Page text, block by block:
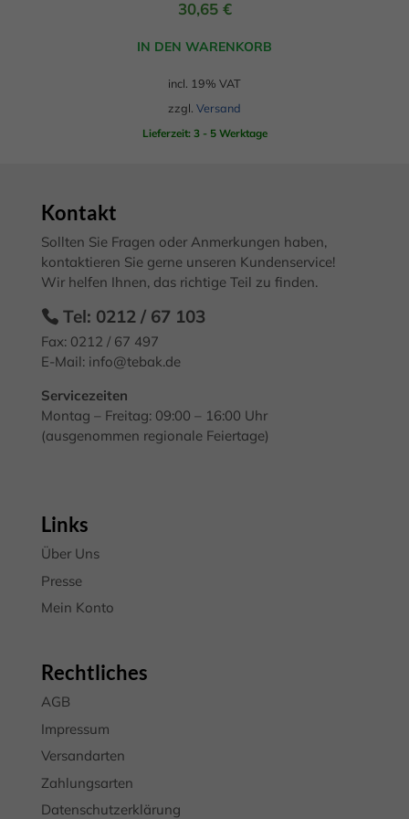
30,65 €
IN DEN WARENKORB
incl. 19% VAT
zzgl. Versand
Lieferzeit: 3 - 5 Werktage
Kontakt
Sollten Sie Fragen oder Anmerkungen haben,
kontaktieren Sie gerne unseren Kundenservice!
Wir helfen Ihnen, das richtige Teil zu finden.
Tel: 0212 / 67 103
Fax: 0212 / 67 497
E-Mail: info@tebak.de
Servicezeiten
Montag – Freitag: 09:00 – 16:00 Uhr
(ausgenommen regionale Feiertage)
Links
Über Uns
Presse
Mein Konto
Rechtliches
AGB
Impressum
Versandarten
Zahlungsarten
Datenschutzerklärung
bestimmte Cookies auswählen.
Alle akzeptieren Speichern
Zurück
Marketing (3)
Marketing-Cookies werden von Drittanbietern oder Publishern
verwendet, um personalisierte Werbung anzuzeigen. Sie tun dies, indem
Cookie-Informationen anzeigen
Externe Medien (7)
Inhalte von Videoplattformen und Social-Media-Plattformen werden
standardmäßig blockiert. Wenn Cookies von externen Medien akzeptiert
werden, bedarf der Zugriff auf diese Inhalte keiner manuellen
Einwilligung mehr.